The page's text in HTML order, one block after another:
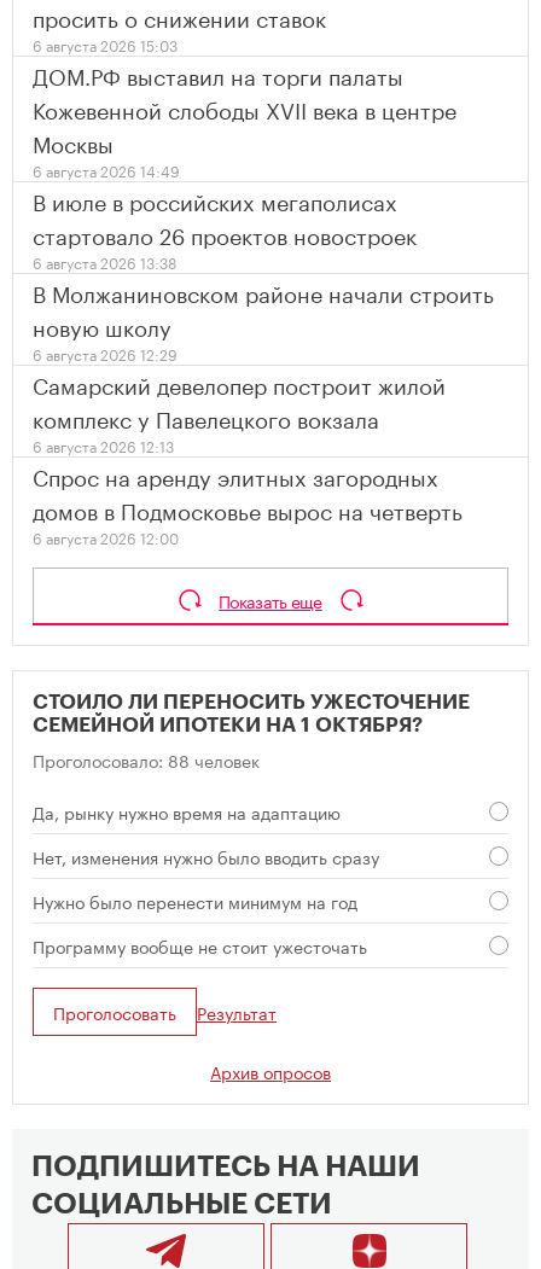
просить о снижении ставок
6 августа 2026 15:03
ДОМ.РФ выставил на торги палаты
Кожевенной слободы XVII века в центре
Москвы
6 августа 2026 14:49
В июле в российских мегаполисах
стартовало 26 проектов новостроек
6 августа 2026 13:38
В Молжаниновском районе начали строить
новую школу
6 августа 2026 12:29
Самарский девелопер построит жилой
комплекс у Павелецкого вокзала
6 августа 2026 12:13
Спрос на аренду элитных загородных
домов в Подмосковье вырос на четверть
6 августа 2026 12:00
Показать еще
СТОИЛО ЛИ ПЕРЕНОСИТЬ УЖЕСТОЧЕНИЕ
СЕМЕЙНОЙ ИПОТЕКИ НА 1 ОКТЯБРЯ?
Проголосовало: 88 человек
Да, рынку нужно время на адаптацию
Нет, изменения нужно было вводить сразу
Нужно было перенести минимум на год
Программу вообще не стоит ужесточать
Проголосовать Результат
Архив опросов
ПОДПИШИТЕСЬ НА НАШИ
СОЦИАЛЬНЫЕ СЕТИ